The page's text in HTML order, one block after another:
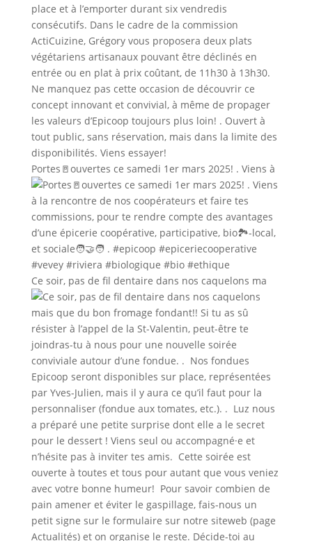
Portes🚪ouvertes ce samedi 1er mars 2025! . Viens à
Ce soir, pas de fil dentaire dans nos caquelons ma